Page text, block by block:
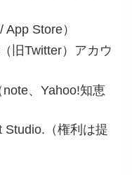
Store）
旧Twitter）アカウ
、Yahoo!知恵
Studio.（権利は提